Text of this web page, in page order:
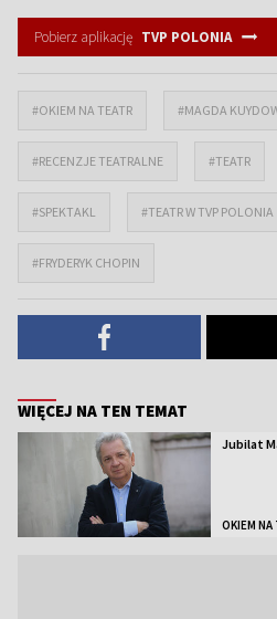
Pobierz aplikację TVP POLONIA
#OKIEM NA TEATR #MAGDA
#RECENZJE TEATRALNE #TEATR
#SPEKTAKL #TEATR W TVP POLONIA
#FRYDERYK CHOPIN
WIĘCEJ NA TEN TEMAT
Jubilat
OKIEM NA